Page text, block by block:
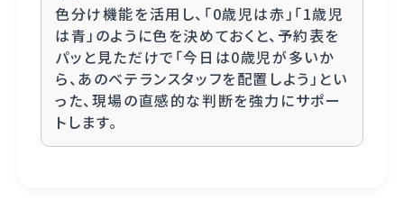
色分け機能を活用し、「0歳児は赤」「1歳児
は青」のように色を決めておくと、予約表を
パッと見ただけで「今日は0歳児が多いか
ら、あのベテランスタッフを配置しよう」とい
った、現場の直感的な判断を強力にサポー
トします。